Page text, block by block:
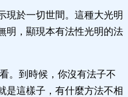
現於一切世間。這種大光明
明，顯現本有法性光明的法
。到時候，你沒有法子不
是這樣子，有什麼方法不相